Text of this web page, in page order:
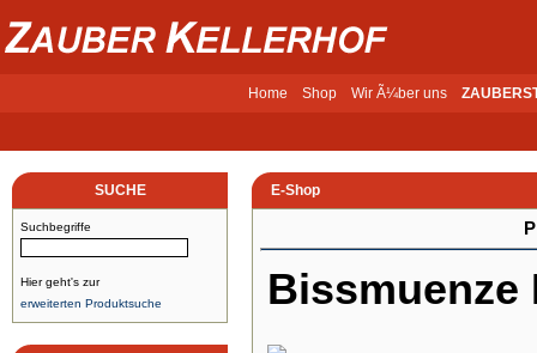
Home Shop Wir Ã¼ber uns
SUCHE
Suchbegriffe
Hier geht's zur
erweiterten Produktsuche
E-Shop
Bissmuenze